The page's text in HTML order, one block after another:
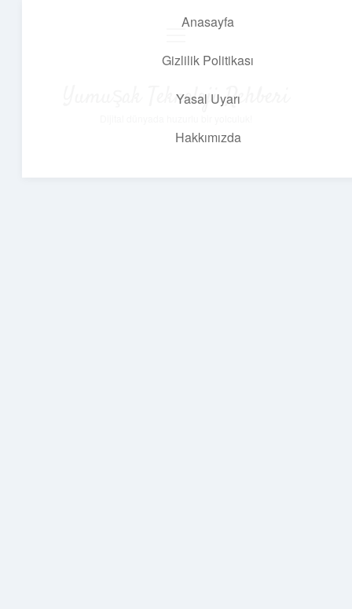
Anasayfa
Gizlilik Politikası
Yasal Uyarı
Hakkımızda
Yumuşak Teknoloji Rehberi